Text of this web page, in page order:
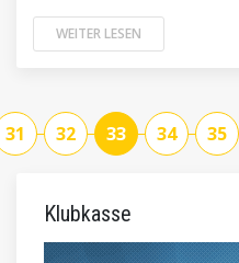
WEITER LESEN
31 32 33 34 35
Klubkasse